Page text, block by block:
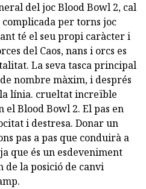
del joc Blood Bowl 2, cal
complicada per torns joc
té el seu propi caràcter i
del Caos, nans i orcs es
La seva tasca principal
nombre màxim, i després
línia. crueltat increïble
Blood Bowl 2. El pas en
i destresa. Donar un
pas a pas que conduirà a
que és un esdeveniment
de la posició de canvi